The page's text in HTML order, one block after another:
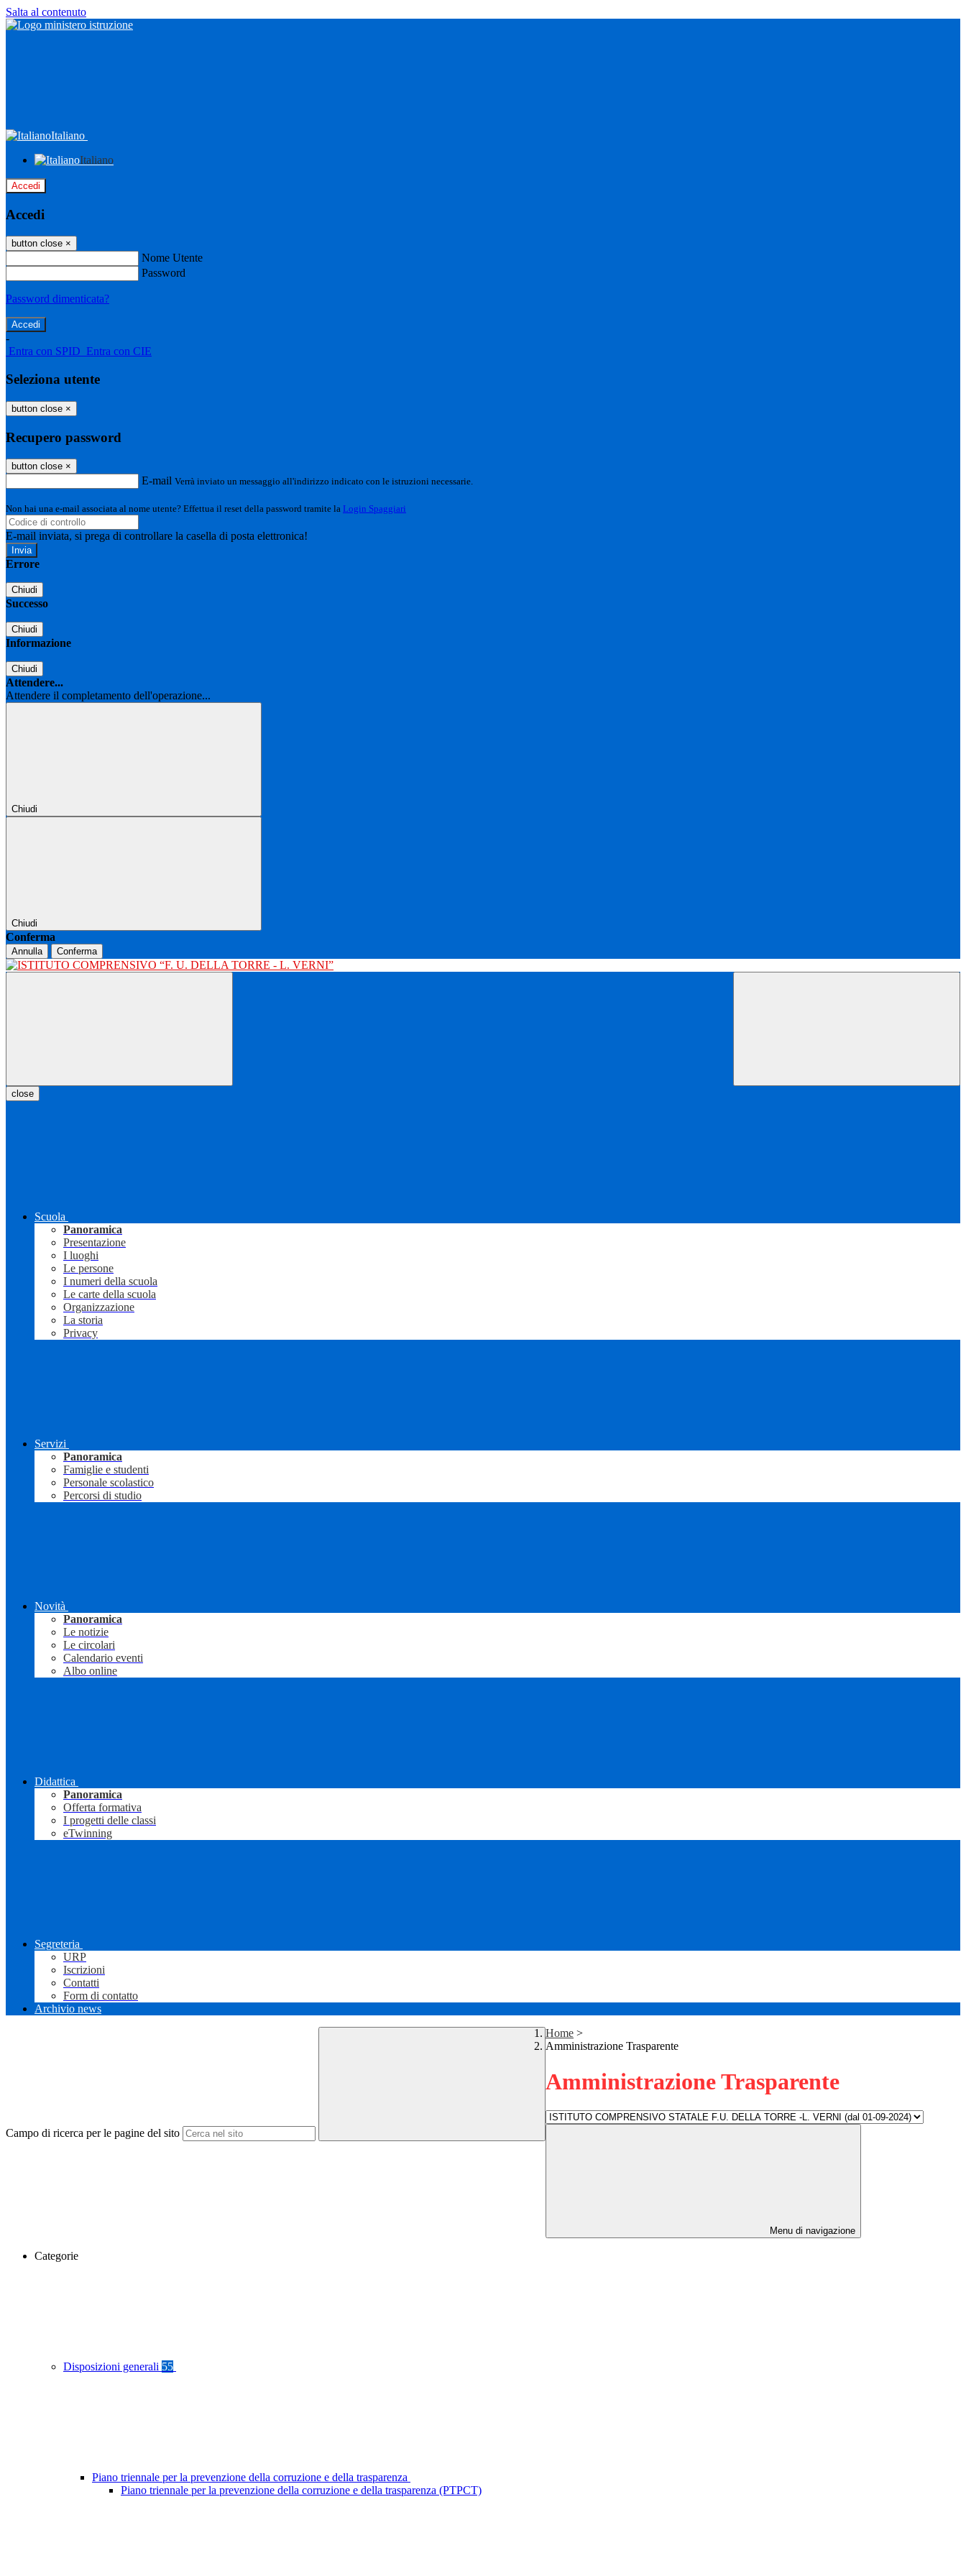
Salta al contenuto
Italiano
Italiano
Accedi
Accedi
button close ×
Nome Utente
Password
Password dimenticata?
-
Entra con SPID Entra con CIE
Seleziona utente
button close ×
Recupero password
button close ×
E-mail Verrà inviato un messaggio all'indirizzo indicato con le istruzioni necessarie.
Non hai una e-mail associata al nome utente? Effettua il reset della password tramite la Login Spaggiari
E-mail inviata, si prega di controllare la casella di posta elettronica!
Errore
Chiudi
Successo
Chiudi
Informazione
Chiudi
Attendere...
Attendere il completamento dell'operazione...
Chiudi
Chiudi
Conferma
Annulla Conferma
close
Scuola
Panoramica
Presentazione
I luoghi
Le persone
I numeri della scuola
Le carte della scuola
Organizzazione
La storia
Privacy
Servizi
Panoramica
Famiglie e studenti
Personale scolastico
Percorsi di studio
Novità
Panoramica
Le notizie
Le circolari
Calendario eventi
Albo online
Didattica
Panoramica
Offerta formativa
I progetti delle classi
eTwinning
Segreteria
URP
Iscrizioni
Contatti
Form di contatto
Archivio news
Campo di ricerca per le pagine del sito
Home >
Amministrazione Trasparente
Amministrazione Trasparente
Menu di navigazione
Categorie
Disposizioni generali 55
Piano triennale per la prevenzione della corruzione e della trasparenza
Piano triennale per la prevenzione della corruzione e della trasparenza (PTPCT)